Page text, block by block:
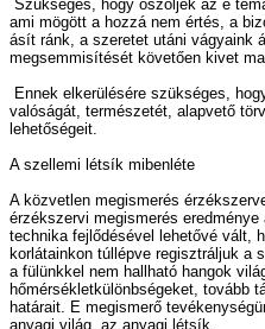
Szükséges, hogy oszoljék az e
ami mögött a hozzá nem értés, a
ásít ránk, a szeretet utáni vágyaink
megsemmisítését követően kivet
Ennek elkerülésére szükséges,
valóságát, természetét, alapvető
lehetőségeit.
A szellemi létsík mibenléte
A közvetlen megismerés
érzékszervi megismerés
technika fejlődésével lehetővé vált,
korlátainkon túllépve regisztráljuk a
a fülünkkel nem hallható hangok
hőmérsékletkülönbségeket, tovább
határait. E megismerő
anyagi világ, az anyagi létsík.